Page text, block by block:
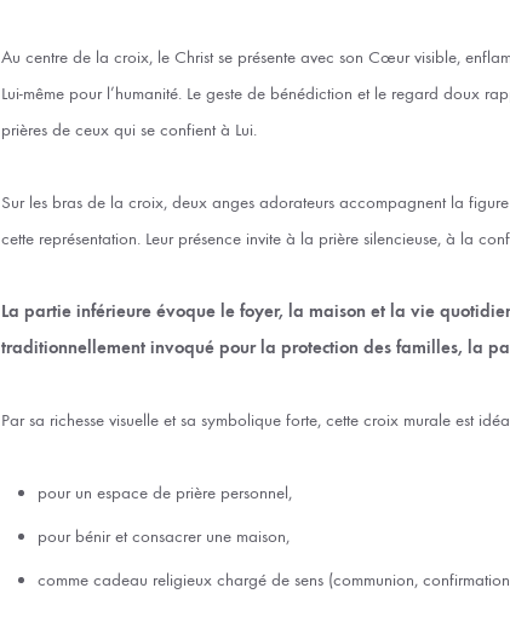
Au centre de la croix, le Christ se présente avec son Cœur visible,
Lui-même pour l’humanité. Le geste de bénédiction et le regard doux
prières de ceux qui se confient à Lui.
Sur les bras de la croix, deux anges adorateurs accompagnent la
cette représentation. Leur présence invite à la prière silencieuse, à la
La partie inférieure évoque le foyer, la maison et la vie
traditionnellement invoqué pour la protection des familles, la
Par sa richesse visuelle et sa symbolique forte, cette croix murale est
pour un espace de prière personnel,
pour bénir et consacrer une maison,
comme cadeau religieux chargé de sens (communion,